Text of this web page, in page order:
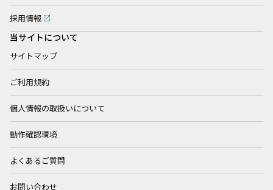
採用情報
当サイトについて
サイトマップ
ご利用規約
個人情報の取扱いについて
動作確認環境
よくあるご質問
お問い合わせ